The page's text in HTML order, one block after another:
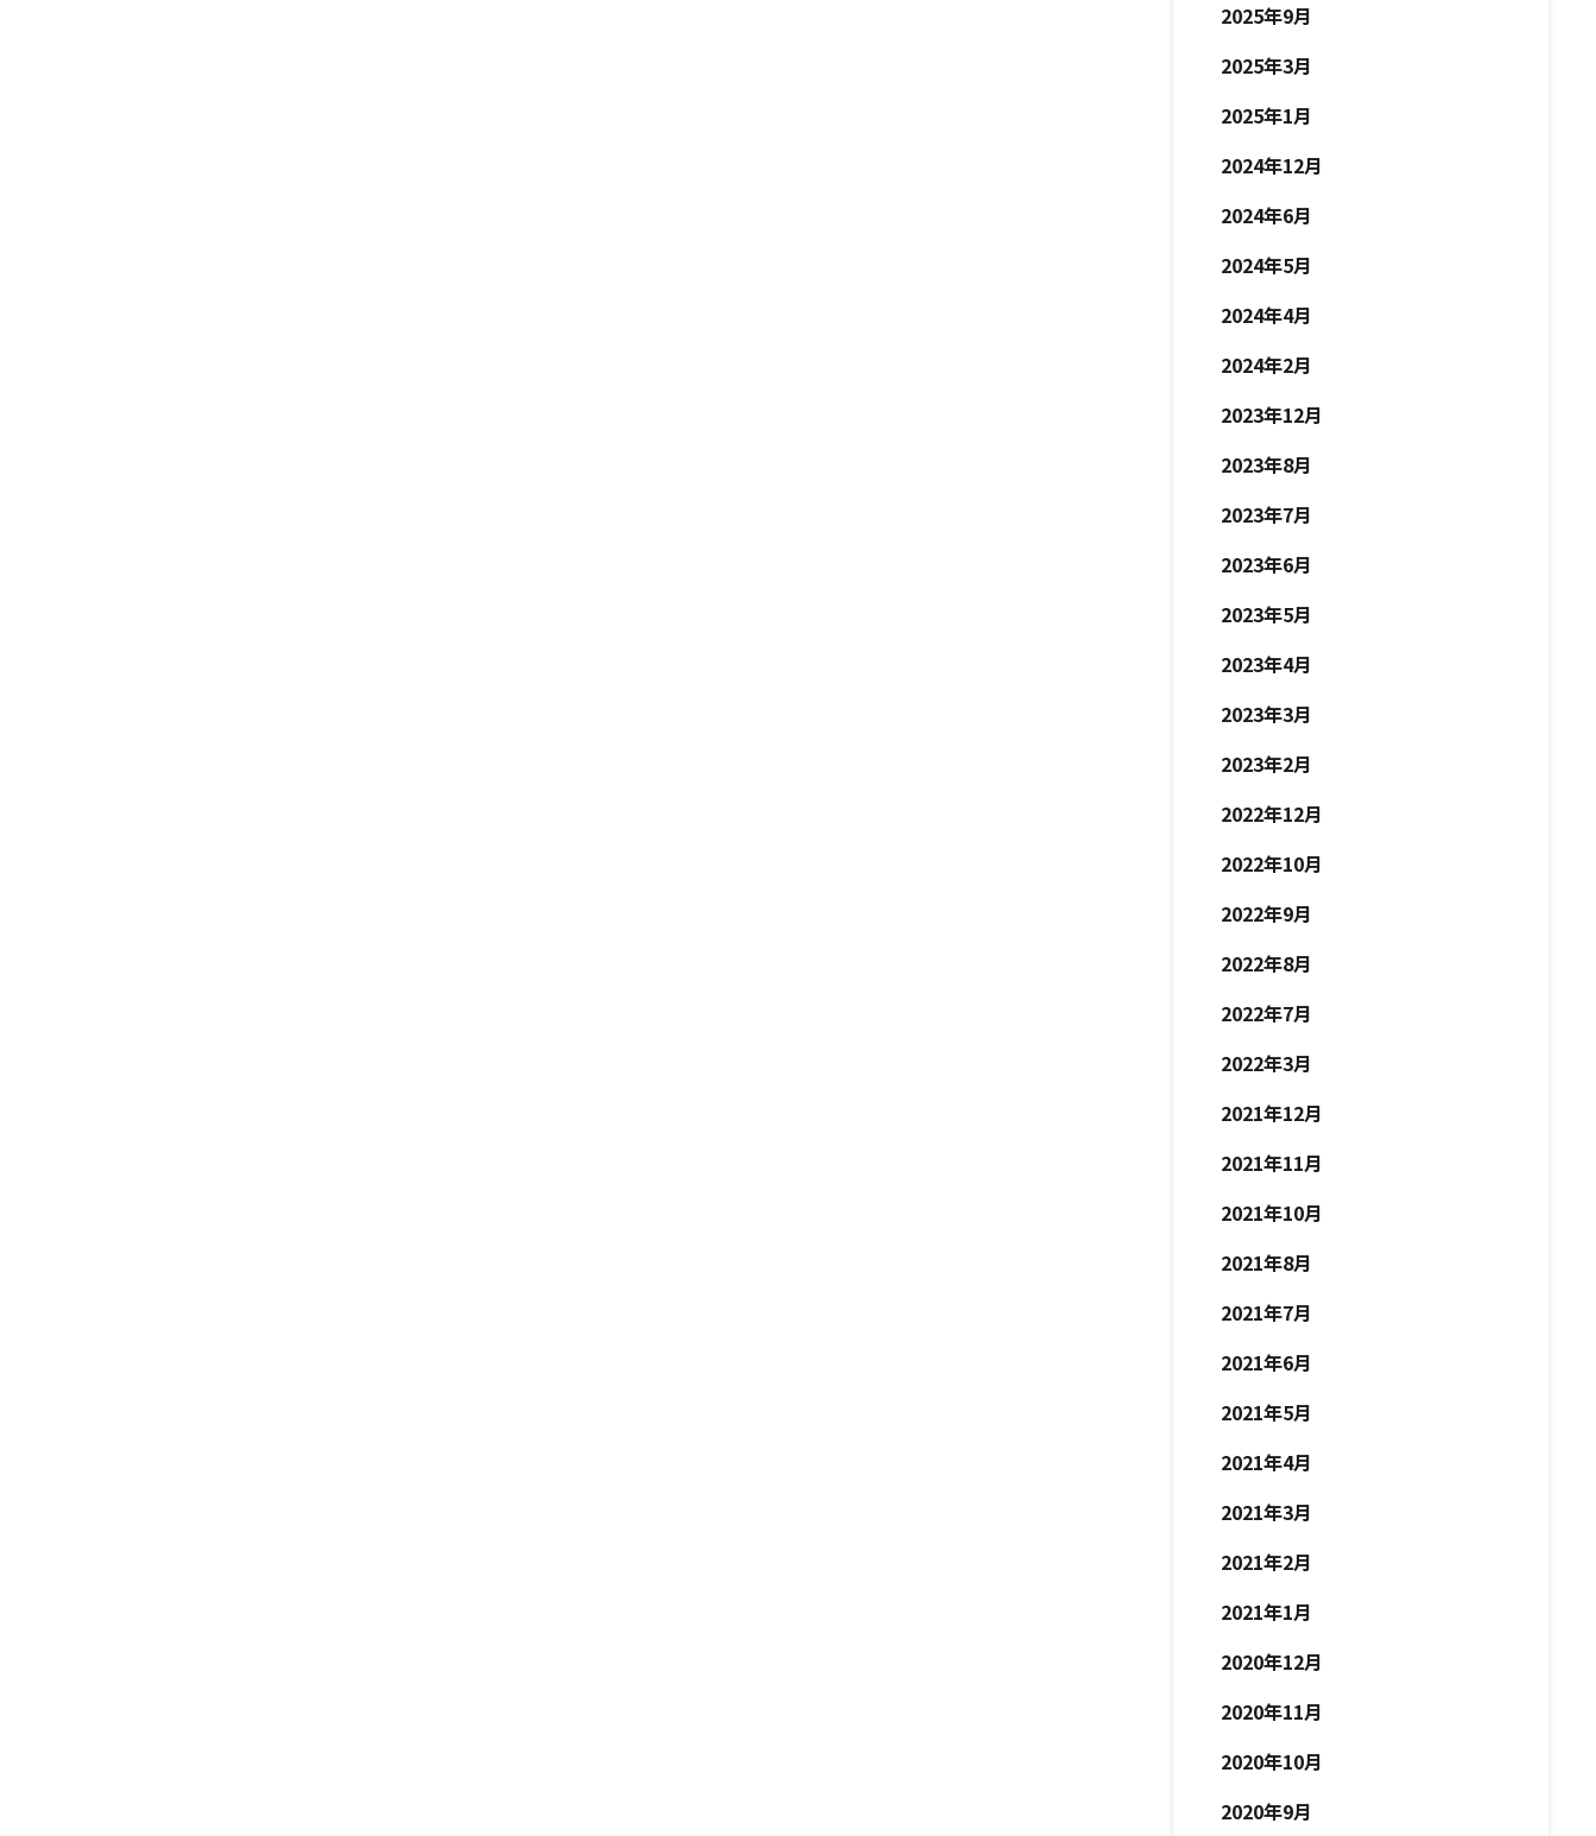
2025年9月
2025年3月
2025年1月
2024年12月
2024年6月
2024年5月
2024年4月
2024年2月
2023年12月
2023年8月
2023年7月
2023年6月
2023年5月
2023年4月
2023年3月
2023年2月
2022年12月
2022年10月
2022年9月
2022年8月
2022年7月
2022年3月
2021年12月
2021年11月
2021年10月
2021年8月
2021年7月
2021年6月
2021年5月
2021年4月
2021年3月
2021年2月
2021年1月
2020年12月
2020年11月
2020年10月
2020年9月